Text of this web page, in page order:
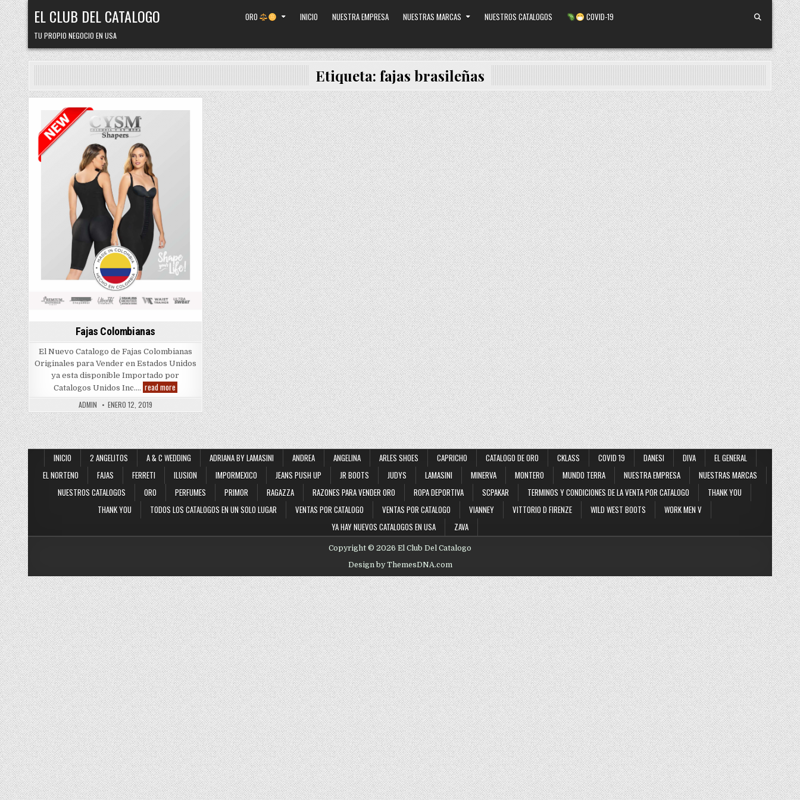
Skip
to
content
EL CLUB DEL CATALOGO
TU PROPIO NEGOCIO EN USA
ORO INICIO NUESTRA EMPRESA NUESTRAS MARCAS NUESTROS CATALOGOS COVID-19
Etiqueta: fajas brasileñas
Posted
in
Fajas Colombianas
El Nuevo Catalogo de Fajas Colombianas
Originales para Vender en Estados Unidos
ya esta disponible Importado por
Catalogos Unidos Inc…. read moreFajas
Colombianas
ADMIN ENERO 12, 2019
INICIO 2 ANGELITOS A & C WEDDING ADRIANA BY LAMASINI ANDREA ANGELINA ARLES SHOES CAPRICHO CATALOGO DE ORO CKLASS COVID 19 DANESI DIVA
EL GENERAL
EL NORTENO
FAJAS FERRETI ILUSION IMPORMEXICO JEANS PUSH UP JR BOOTS JUDYS LAMASINI MINERVA MONTERO MUNDO TERRA NUESTRA EMPRESA
NUESTRAS MARCAS
NUESTROS CATALOGOS
ORO PERFUMES PRIMOR RAGAZZA RAZONES PARA VENDER ORO ROPA DEPORTIVA SCPAKAR TERMINOS Y CONDICIONES DE LA VENTA POR CATALOGO
THANK YOU
THANK YOU
TODOS LOS CATALOGOS EN UN SOLO LUGAR VENTAS POR CATALOGO VENTAS POR CATALOGO VIANNEY VITTORIO D FIRENZE WILD WEST BOOTS
WORK MEN V
YA HAY NUEVOS CATALOGOS EN USA
ZAVA
Copyright © 2026 El Club Del Catalogo
Design by ThemesDNA.com